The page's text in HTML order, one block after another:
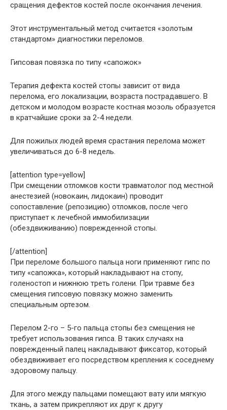
сращения дефектов костей после окончания лечения.
Этот инструментальный метод считается «золотым
стандартом» диагностики переломов.
Гипсовая повязка по типу «сапожок»
Терапия дефекта костей стопы зависит от вида
перелома, его локализации, возраста пострадавшего. В
детском и молодом возрасте костная мозоль образуется
в кратчайшие сроки за 2-4 недели.
Для пожилых людей время срастания перелома может
увеличиваться до 6-8 недель.
[attention type=yellow]
При смещении отломков кости травматолог под местной
анестезией (новокаин, лидокаин) проводит
сопоставление (репозицию) отломков, после чего
приступает к лечебной иммобилизации
(обездвиживанию) поврежденной стопы.
[/attention]
При переломе большого пальца ноги применяют гипс по
типу «сапожка», который накладывают на стопу,
голеностоп и нижнюю треть голени. При травме без
смещения гипсовую повязку можно заменить
специальным ортезом.
Перелом 2-го – 5-го пальца стопы без смещения не
требует использования гипса. В таких случаях на
поврежденный палец накладывают фиксатор, который
обездвиживает его посредством крепления к соседнему
здоровому пальцу.
Для этого между пальцами помещают вату или мягкую
ткань, а затем прикрепляют их друг к другу